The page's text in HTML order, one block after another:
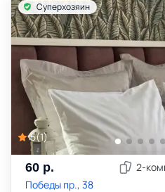
Суперхозяин
5(1)
60 р. 2-
Победы пр., 38